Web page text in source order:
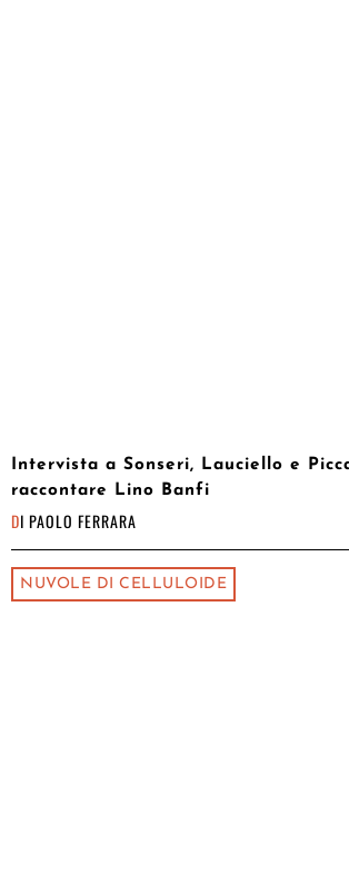
Intervista a Sonseri, Lauciello e
raccontare Lino Banfi
DI PAOLO FERRARA
NUVOLE DI CELLULOIDE